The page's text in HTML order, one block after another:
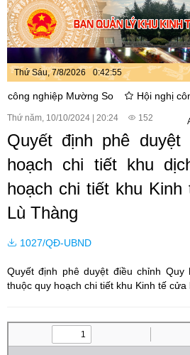
Thứ Sáu, 7/8/2026 0:42:55
nghiệp Mường So Hội nghị công bố
Thứ năm, 10/10/2024 20:24 152
Quyết định phê duyệt
hoạch chi tiết khu
hoạch chi tiết khu
Lù Thàng
1027/QĐ-UBND
Quyết định phê duyệt điều chỉnh Quy
thuộc quy hoạch chi tiết khu Kinh tế